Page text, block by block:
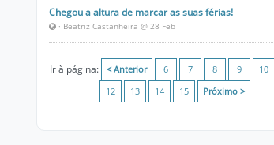
Chegou a altura de marcar as suas férias!
· Beatriz Castanheira @ 28 Feb
Ir à página: < Anterior 6 7 8 9 10
12
13 14 15 Próximo >